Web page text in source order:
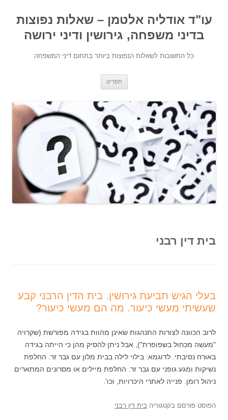
עו"ד אודליה אלטמן – שאלות נפוצות
בדיני משפחה, גירושין ודיני ירושה
כל התשובות לשאלות הנפוצות ביותר בתחום דיני המשפחה
תפריט
בית דין רבני
בעלי הגיש תביעת גירושין. בית הדין הרבני קבע
שעשיתי מעשי כיעור. מה הם מעשי כיעור?
לרוב הכוונה לצורות התנהגות שאינן מהוות בגידה מפורשת (שקרויה
"מעשה מכחול בשפופרת"), אבל ניתן להסיק מהן כי הייתה בגידה
באורח נסיבתי. לדוגמא: בילוי לילה בבית מלון עם גבר זר. החלפת
נשיקות ומגע גופני עם גבר זר. החלפת מיילים או מסרונים המתארים
ניהול רומן. פנייה לאתרי היכרויות, וכו'.
הפוסט פורסם בקטגוריה בית דין רבני